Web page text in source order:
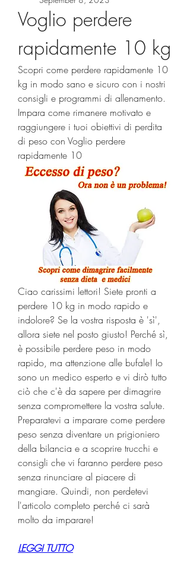
Voglio perdere
rapidamente 10 kg
Scopri come perdere rapidamente 10
kg in modo sano e sicuro con i nostri
consigli e programmi di allenamento.
Impara come rimanere motivato e
raggiungere i tuoi obiettivi di perdita
di peso con Voglio perdere
rapidamente 10
Ciao carissimi lettori! Siete pronti a
perdere 10 kg in modo rapido e
indolore? Se la vostra risposta è 'sì',
allora siete nel posto giusto! Perché sì,
è possibile perdere peso in modo
rapido, ma attenzione alle bufale! Io
sono un medico esperto e vi dirò tutto
ciò che c'è da sapere per dimagrire
senza compromettere la vostra salute.
Preparatevi a imparare come perdere
peso senza diventare un prigioniero
della bilancia e a scoprire trucchi e
consigli che vi faranno perdere peso
senza rinunciare al piacere di
mangiare. Quindi, non perdetevi
l'articolo completo perché ci sarà
molto da imparare!
LEGGI TUTTO